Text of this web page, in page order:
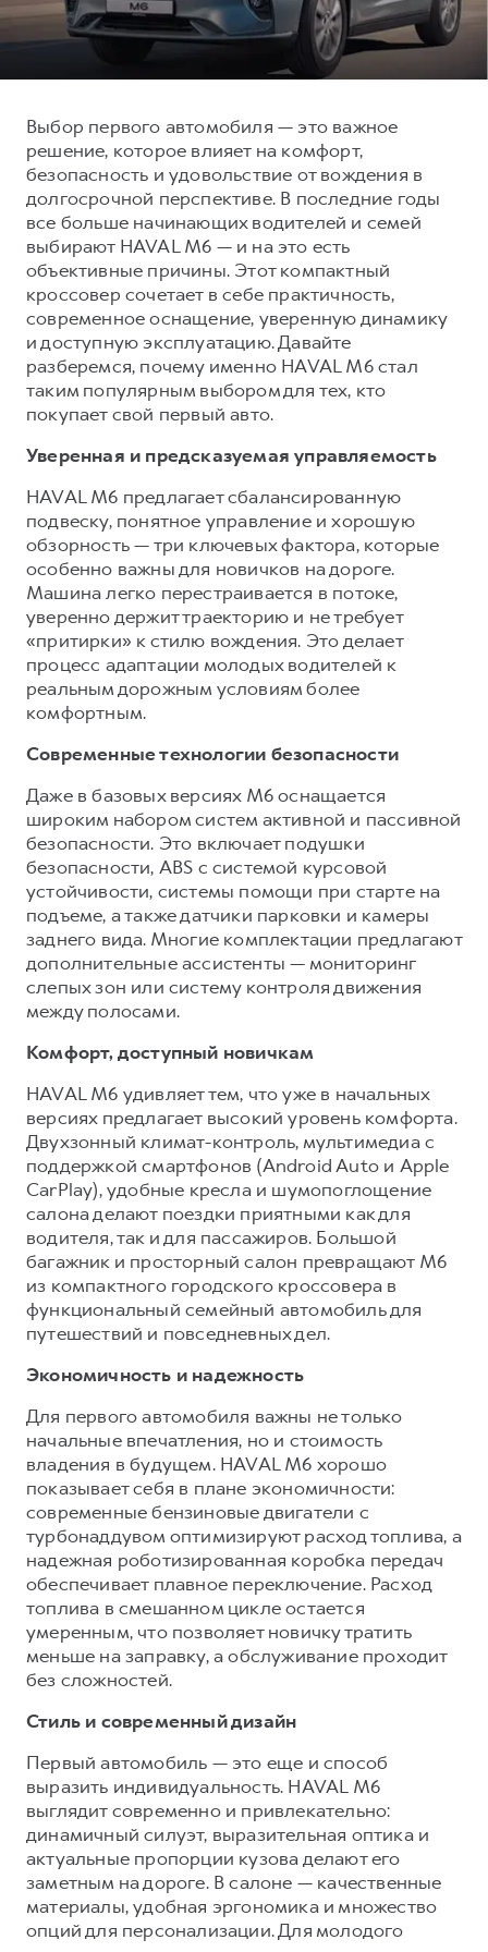
F7
от 3 449 000 ₽
Тест-драйв
КРЕДИТ И СТРАХОВАНИЕ
Кредитный калькулятор
Страхование
Кредит
Для малого бизнеса
Корпоративным клиентам
Крупным корпоративным клиентам
Система управления автопарком
Сервис для корпоративных клиентов
HAVAL Лизинг
АКСЕССУАРЫ HAVAL
Автомобильные аксессуары
Коллекция CITY
Коллекция Базовая
СЕРВИСНОЕ ОБСЛУЖИВАНИЕ
Регламенты технического обслуживания
Электронный ПТС
ПОДДЕРЖКА
GWM Безопасность
Гарантия HAVAL
Мобильное приложение GWM
Программа «HAVAL Защита+»
Руководства по эксплуатации
Подписки
АКСЕССУАРЫ HAVAL
Автомобильные аксессуары
Коллекция CITY
Коллекция Базовая
Коллекция Детская
О дилере
Выбор первого автомобиля — это важное
решение, которое влияет на комфорт,
безопасность и удовольствие от вождения в
долгосрочной перспективе. В последние годы
все больше начинающих водителей и семей
выбирают HAVAL M6 — и на это есть
объективные причины. Этот компактный
кроссовер сочетает в себе практичность,
современное оснащение, уверенную динамику
и доступную эксплуатацию. Давайте
разберемся, почему именно HAVAL M6 стал
таким популярным выбором для тех, кто
покупает свой первый авто.
Уверенная и предсказуемая управляемость
HAVAL M6 предлагает сбалансированную
подвеску, понятное управление и хорошую
обзорность — три ключевых фактора, которые
особенно важны для новичков на дороге.
Машина легко перестраивается в потоке,
уверенно держит траекторию и не требует
«притирки» к стилю вождения. Это делает
процесс адаптации молодых водителей к
реальным дорожным условиям более
комфортным.
Современные технологии безопасности
Даже в базовых версиях M6 оснащается
широким набором систем активной и пассивной
безопасности. Это включает подушки
безопасности, ABS с системой курсовой
устойчивости, системы помощи при старте на
подъеме, а также датчики парковки и камеры
заднего вида. Многие комплектации предлагают
дополнительные ассистенты — мониторинг
слепых зон или систему контроля движения
между полосами.
Комфорт, доступный новичкам
HAVAL M6 удивляет тем, что уже в начальных
версиях предлагает высокий уровень комфорта.
Двухзонный климат-контроль, мультимедиа с
поддержкой смартфонов (Android Auto и Apple
CarPlay), удобные кресла и шумопоглощение
салона делают поездки приятными как для
водителя, так и для пассажиров. Большой
багажник и просторный салон превращают M6
из компактного городского кроссовера в
функциональный семейный автомобиль для
путешествий и повседневных дел.
Экономичность и надежность
Для первого автомобиля важны не только
начальные впечатления, но и стоимость
владения в будущем. HAVAL M6 хорошо
показывает себя в плане экономичности:
современные бензиновые двигатели с
турбонаддувом оптимизируют расход топлива, а
надежная роботизированная коробка передач
обеспечивает плавное переключение. Расход
топлива в смешанном цикле остается
умеренным, что позволяет новичку тратить
меньше на заправку, а обслуживание проходит
без сложностей.
Стиль и современный дизайн
Первый автомобиль — это еще и способ
выразить индивидуальность. HAVAL M6
выглядит современно и привлекательно:
динамичный силуэт, выразительная оптика и
актуальные пропорции кузова делают его
заметным на дороге. В салоне — качественные
материалы, удобная эргономика и множество
опций для персонализации. Для молодого